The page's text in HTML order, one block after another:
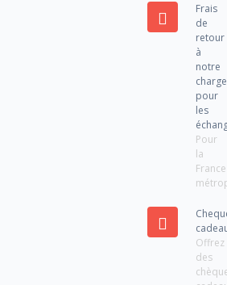
Frais
de
retour
à
notre
charge
pour
les
Pour
la
France
Offrez
des